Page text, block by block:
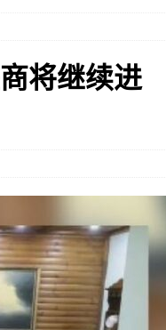
将继续进